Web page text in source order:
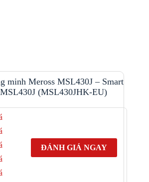
minh Meross MSL430J – Smart
(MSL430JHK-EU)
ĐÁNH GIÁ NGAY